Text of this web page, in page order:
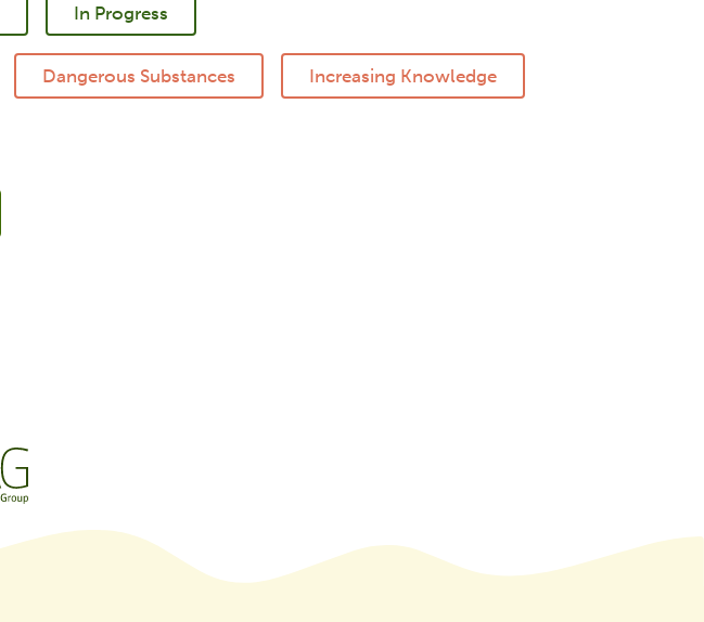
In Progress
Dangerous Substances Increasing Knowledge